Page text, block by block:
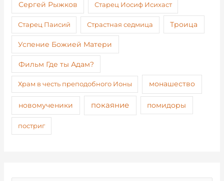
Сергей Рыжков Старец Иосиф Исихаст
Старец Паисий Страстная седмица Троица
Успение Божией Матери
Фильм Где ты Адам?
Храм в честь преподобного Ионы монашество
новомученики покаяние помидоры
постриг